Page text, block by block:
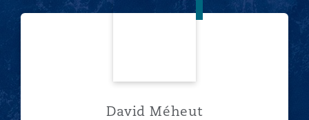
David Méheut
David Méheut